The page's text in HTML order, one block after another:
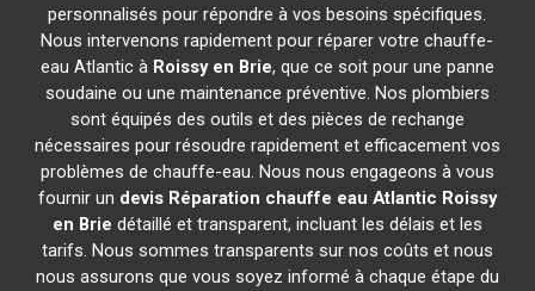
personnalisés pour répondre à vos besoins spécifiques.
Nous intervenons rapidement pour réparer votre chauffe-
eau Atlantic à Roissy en Brie, que ce soit pour une panne
soudaine ou une maintenance préventive. Nos plombiers
sont équipés des outils et des pièces de rechange
nécessaires pour résoudre rapidement et efficacement vos
problèmes de chauffe-eau. Nous nous engageons à vous
fournir un devis Réparation chauffe eau Atlantic Roissy
en Brie détaillé et transparent, incluant les délais et les
tarifs. Nous sommes transparents sur nos coûts et nous
nous assurons que vous soyez informé à chaque étape du